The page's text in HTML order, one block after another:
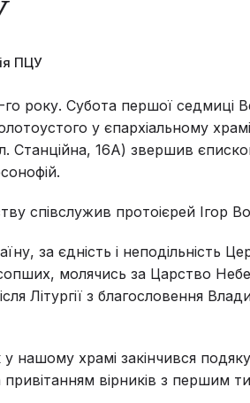
ПЦУ
року. Субота першої седмиці
у єпархіальному
Станційна, 16А) звершив
співслужив протоієрей Ігор
за єдність і неподільність
молячись за Царство
Літургії з благословення
нашому храмі закінчився
привітанням вірників з першим